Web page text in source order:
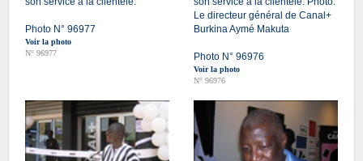
Photo N° 96977
Voir la photo
N° 96977
Le directeur général de Canal+
Burkina Aymé Makuta
Photo N° 96976
Voir la photo
N° 96976